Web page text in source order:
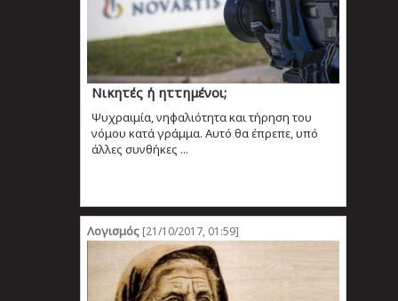
Νικητές ή ηττημένοι;
Ψυχραιμία, νηφαλιότητα και τήρηση του
νόμου κατά γράμμα. Αυτό θα έπρεπε, υπό
άλλες συνθήκες ...
Λογισμός[21/10/2017, 01:59]